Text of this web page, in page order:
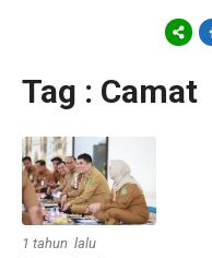
Tag : Camat
1 tahun lalu